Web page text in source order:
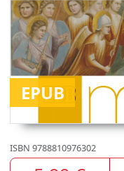
EPUB
ISBN 9788810976302